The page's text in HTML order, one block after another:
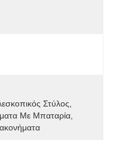
Στύλος
Με Μπαταρία